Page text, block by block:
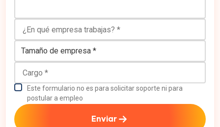
Este formulario no es para solicitar soporte ni para
postular a empleo
Enviar